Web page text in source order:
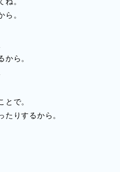
ら。
から。
とで。
たりするから。